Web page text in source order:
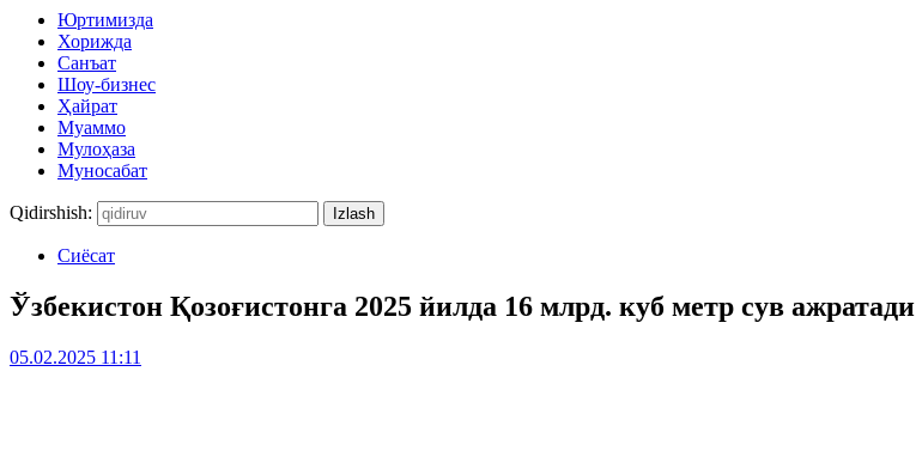
Юртимизда
Хорижда
Санъат
Шоу-бизнес
Ҳайрат
Муаммо
Мулоҳаза
Муносабат
Qidirshish:
Сиёсат
Ўзбекистон Қозоғистонга 2025 йилда 16 млрд. куб метр сув ажратади
05.02.2025 11:11